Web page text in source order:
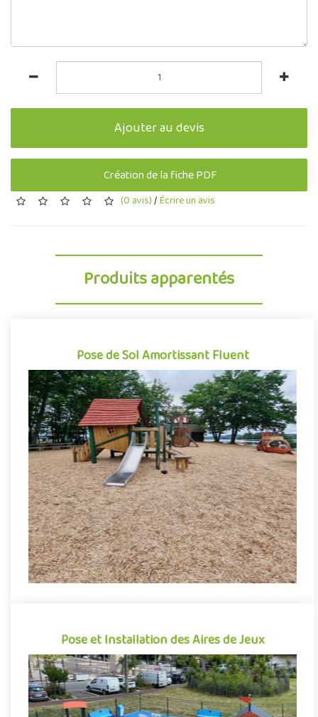
Ajouter au devis
Création de la fiche PDF
(0 avis)/Écrire un avis
Produits apparentés
Pose de Sol Amortissant Fluent
Pose de Sol Amortissant Fluent
Sable, gravillons roulés, copeaux de bois, fragments d'écorces
ou encore paillage de roseaux... Déclinés sous toutes formes d..
Demande de devis
Pose et Installation des Aires de Jeux
Pose et Installation des Aires de Jeux